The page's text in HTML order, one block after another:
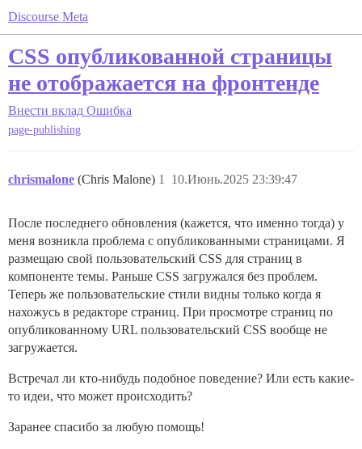
Discourse Meta
CSS опубликованной страницы
не отображается на фронтенде
Внести вклад Ошибка
page-publishing
chrismalone (Chris Malone) 10.Июнь.2025 23:39:47
1
После последнего обновления (кажется, что именно тогда) у
меня возникла проблема с опубликованными страницами. Я
размещаю свой пользовательский CSS для страниц в
компоненте темы. Раньше CSS загружался без проблем.
Теперь же пользовательские стили видны только когда я
нахожусь в редакторе страниц. При просмотре страниц по
опубликованному URL пользовательский CSS вообще не
загружается.
Встречал ли кто-нибудь подобное поведение? Или есть какие-
то идеи, что может происходить?
Заранее спасибо за любую помощь!